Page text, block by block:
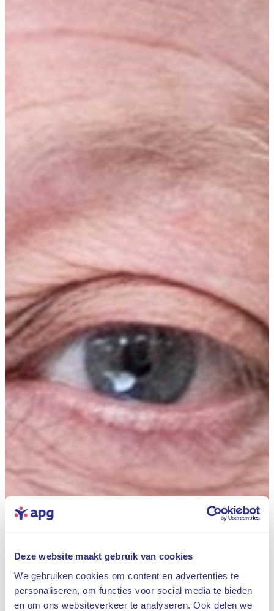
Deze website maakt gebruik van cookies
We gebruiken cookies om content en advertenties te
personaliseren, om functies voor social media te bieden
en om ons websiteverkeer te analyseren. Ook delen we